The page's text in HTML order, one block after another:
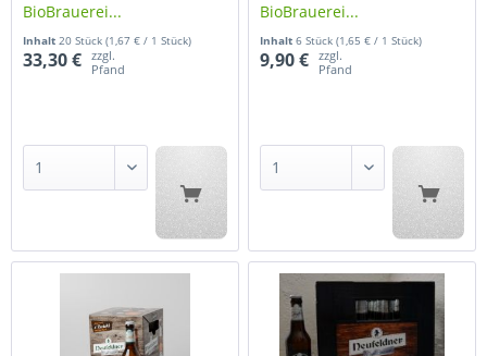
BioBrauerei...
Inhalt20 Stück(1,67 € / 1 Stück)
33,30 €
zzgl.
Pfand
BioBrauerei...
Inhalt6 Stück(1,65 € / 1 Stück)
9,90 €
zzgl.
Pfand